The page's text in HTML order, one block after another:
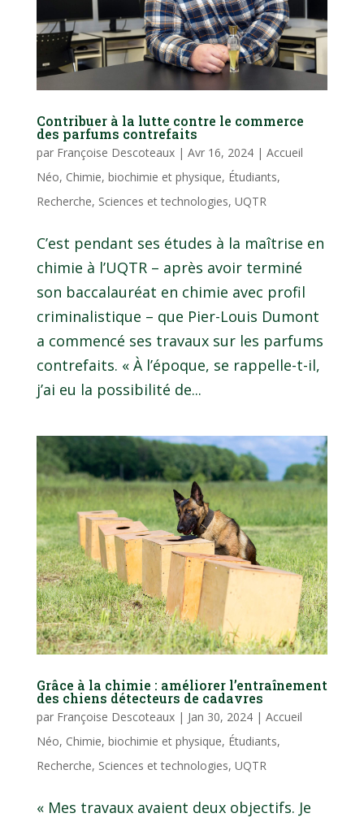
Contribuer à la lutte contre le commerce
des parfums contrefaits
par Françoise Descoteaux| Avr 16, 2024| Accueil
Néo, Chimie, biochimie et physique, Étudiants,
Recherche, Sciences et technologies, UQTR
C’est pendant ses études à la maîtrise en
chimie à l’UQTR – après avoir terminé
son baccalauréat en chimie avec profil
criminalistique – que Pier-Louis Dumont
a commencé ses travaux sur les parfums
contrefaits. « À l’époque, se rappelle-t-il,
j’ai eu la possibilité de...
Grâce à la chimie : améliorer l’entraînement
des chiens détecteurs de cadavres
par Françoise Descoteaux| Jan 30, 2024| Accueil
Néo, Chimie, biochimie et physique, Étudiants,
Recherche, Sciences et technologies, UQTR
« Mes travaux avaient deux objectifs. Je